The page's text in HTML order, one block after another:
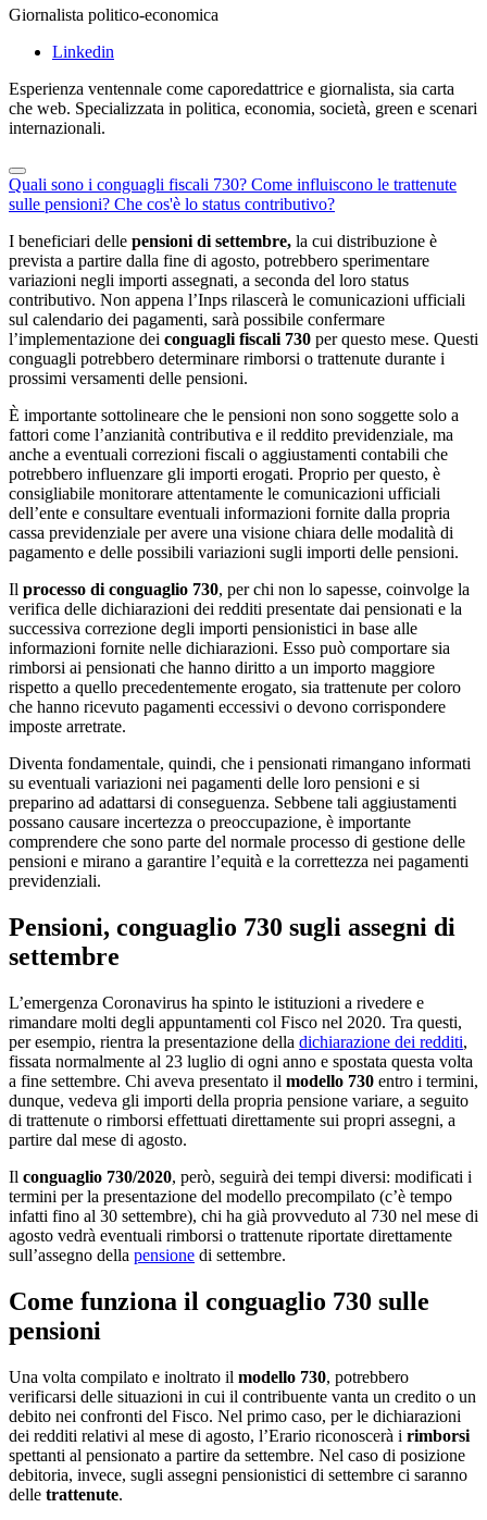
Giornalista politico-economica
Linkedin
Esperienza ventennale come caporedattrice e giornalista, sia carta
che web. Specializzata in politica, economia, società, green e scenari
internazionali.
Quali sono i conguagli fiscali 730? Come influiscono le trattenute
sulle pensioni? Che cos'è lo status contributivo?
I beneficiari delle pensioni di settembre, la cui distribuzione è
prevista a partire dalla fine di agosto, potrebbero sperimentare
variazioni negli importi assegnati, a seconda del loro status
contributivo. Non appena l’Inps rilascerà le comunicazioni ufficiali
sul calendario dei pagamenti, sarà possibile confermare
l’implementazione dei conguagli fiscali 730 per questo mese. Questi
conguagli potrebbero determinare rimborsi o trattenute durante i
prossimi versamenti delle pensioni.
È importante sottolineare che le pensioni non sono soggette solo a
fattori come l’anzianità contributiva e il reddito previdenziale, ma
anche a eventuali correzioni fiscali o aggiustamenti contabili che
potrebbero influenzare gli importi erogati. Proprio per questo, è
consigliabile monitorare attentamente le comunicazioni ufficiali
dell’ente e consultare eventuali informazioni fornite dalla propria
cassa previdenziale per avere una visione chiara delle modalità di
pagamento e delle possibili variazioni sugli importi delle pensioni.
Il processo di conguaglio 730, per chi non lo sapesse, coinvolge la
verifica delle dichiarazioni dei redditi presentate dai pensionati e la
successiva correzione degli importi pensionistici in base alle
informazioni fornite nelle dichiarazioni. Esso può comportare sia
rimborsi ai pensionati che hanno diritto a un importo maggiore
rispetto a quello precedentemente erogato, sia trattenute per coloro
che hanno ricevuto pagamenti eccessivi o devono corrispondere
imposte arretrate.
Diventa fondamentale, quindi, che i pensionati rimangano informati
su eventuali variazioni nei pagamenti delle loro pensioni e si
preparino ad adattarsi di conseguenza. Sebbene tali aggiustamenti
possano causare incertezza o preoccupazione, è importante
comprendere che sono parte del normale processo di gestione delle
pensioni e mirano a garantire l’equità e la correttezza nei pagamenti
previdenziali.
Pensioni, conguaglio 730 sugli assegni di
settembre
L’emergenza Coronavirus ha spinto le istituzioni a rivedere e
rimandare molti degli appuntamenti col Fisco nel 2020. Tra questi,
per esempio, rientra la presentazione della dichiarazione dei redditi,
fissata normalmente al 23 luglio di ogni anno e spostata questa volta
a fine settembre. Chi aveva presentato il modello 730 entro i termini,
dunque, vedeva gli importi della propria pensione variare, a seguito
di trattenute o rimborsi effettuati direttamente sui propri assegni, a
partire dal mese di agosto.
Il conguaglio 730/2020, però, seguirà dei tempi diversi: modificati i
termini per la presentazione del modello precompilato (c’è tempo
infatti fino al 30 settembre), chi ha già provveduto al 730 nel mese di
agosto vedrà eventuali rimborsi o trattenute riportate direttamente
sull’assegno della pensione di settembre.
Come funziona il conguaglio 730 sulle
pensioni
Una volta compilato e inoltrato il modello 730, potrebbero
verificarsi delle situazioni in cui il contribuente vanta un credito o un
debito nei confronti del Fisco. Nel primo caso, per le dichiarazioni
dei redditi relativi al mese di agosto, l’Erario riconoscerà i rimborsi
spettanti al pensionato a partire da settembre. Nel caso di posizione
debitoria, invece, sugli assegni pensionistici di settembre ci saranno
delle trattenute.